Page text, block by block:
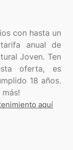
con hasta un
anual de
Joven. Ten
oferta, es
18 años.
aquí